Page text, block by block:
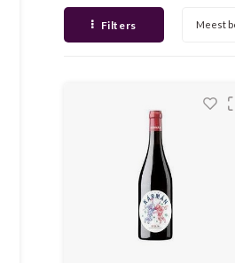
Filters Meest